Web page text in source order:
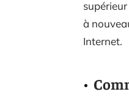
à
Internet.